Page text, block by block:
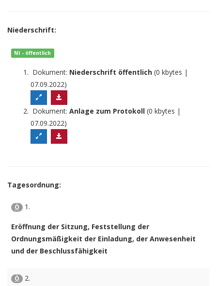
Niederschrift:
NI - öffentlich
Dokument: Niederschrift öffentlich (0 kbytes |
07.09.2022)
Dokument: Anlage zum Protokoll (0 kbytes |
07.09.2022)
Tagesordnung:
Ö 1.
Eröffnung der Sitzung, Feststellung der
Ordnungsmäßigkeit der Einladung, der Anwesenheit
und der Beschlussfähigkeit
Ö 2.